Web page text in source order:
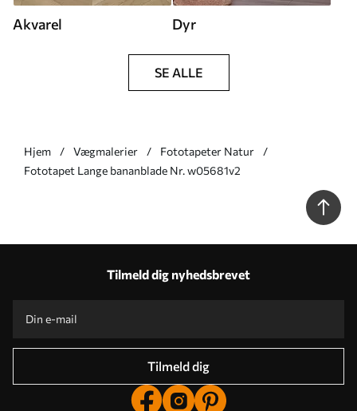
Akvarel Dyr
SE ALLE
Hjem Vægmalerier
Fototapeter Natur
Fototapet Lange bananblade Nr. w05681v2
Tilmeld dig nyhedsbrevet
Tilmeld dig